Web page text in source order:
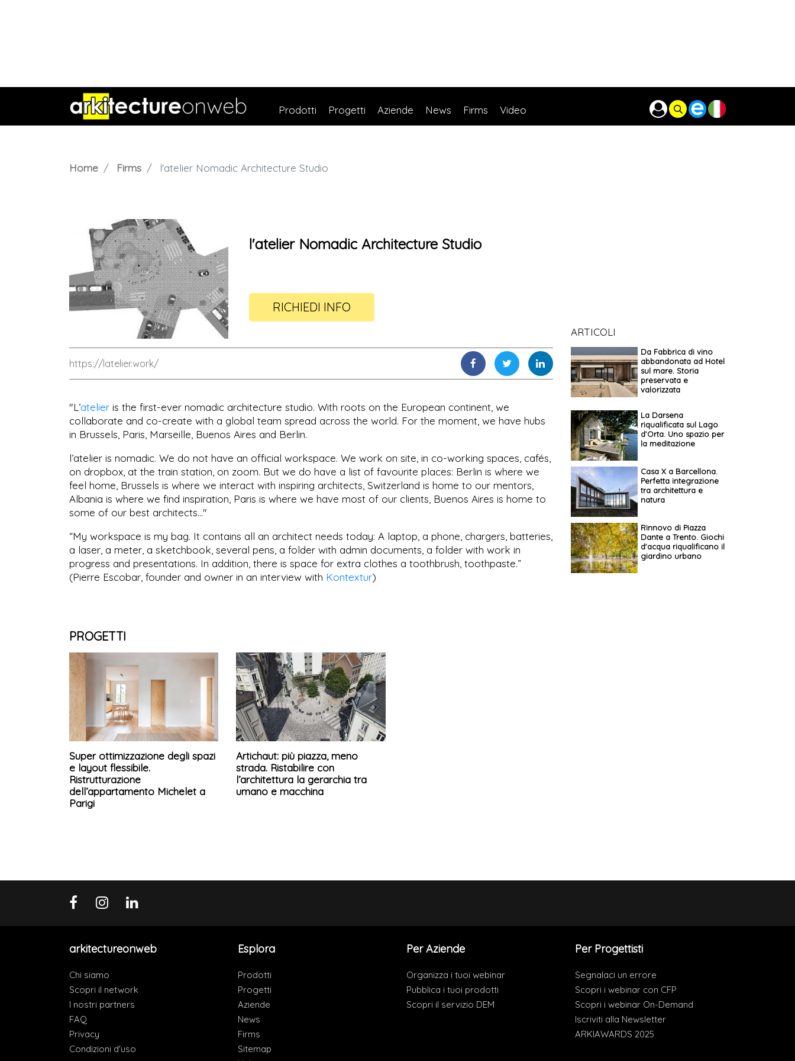
Prodotti Progetti Aziende News Firms Video
Home Firms l'atelier Nomadic Architecture Studio
l'atelier Nomadic Architecture Studio
RICHIEDI INFO
https://latelier.work/
"L’atelier is the first-ever nomadic architecture studio. With roots on the European continent, we
collaborate and co-create with a global team spread across the world. For the moment, we have hubs
in Brussels, Paris, Marseille, Buenos Aires and Berlin.
l’atelier is nomadic. We do not have an official workspace. We work on site, in co-working spaces, cafés,
on dropbox, at the train station, on zoom. But we do have a list of favourite places: Berlin is where we
feel home, Brussels is where we interact with inspiring architects, Switzerland is home to our mentors,
Albania is where we find inspiration, Paris is where we have most of our clients, Buenos Aires is home to
some of our best architects…"
“My workspace is my bag. It contains all an architect needs today: A laptop, a phone, chargers, batteries,
a laser, a meter, a sketchbook, several pens, a folder with admin documents, a folder with work in
progress and presentations. In addition, there is space for extra clothes a toothbrush, toothpaste.”
(Pierre Escobar, founder and owner in an interview with Kontextur)
PROGETTI
Super ottimizzazione degli spazi
e layout flessibile.
Ristrutturazione
dell’appartamento Michelet a
Parigi
Artichaut: più piazza, meno
strada. Ristabilire con
l’architettura la gerarchia tra
umano e macchina
ARTICOLI
Da Fabbrica di vino
abbandonata ad Hotel
sul mare. Storia
preservata e
valorizzata
La Darsena
riqualificata sul Lago
d’Orta. Uno spazio per
la meditazione
Casa X a Barcellona.
Perfetta integrazione
tra architettura e
natura
Rinnovo di Piazza
Dante a Trento. Giochi
d'acqua riqualificano il
giardino urbano
arkitectureonweb
Chi siamo
Scopri il network
I nostri partners
FAQ
Privacy
Condizioni d'uso
Esplora
Prodotti
Progetti
Aziende
News
Firms
Sitemap
Per Aziende
Organizza i tuoi webinar
Pubblica i tuoi prodotti
Scopri il servizio DEM
Per Progettisti
Segnalaci un errore
Scopri i webinar con CFP
Scopri i webinar On-Demand
Iscriviti alla Newsletter
ARKIAWARDS 2025